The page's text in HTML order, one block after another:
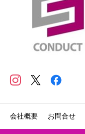
会社概要 お問合せ